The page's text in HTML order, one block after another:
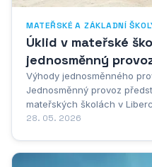
MATEŘSKÉ A ZÁKLADNÍ
Úklid v mateřské
jednosměnný
Výhody jednosměnného
Jednosměnný provoz
mateřských školách v
pozitivně ovlivňuje nejen
28. 05. 2026